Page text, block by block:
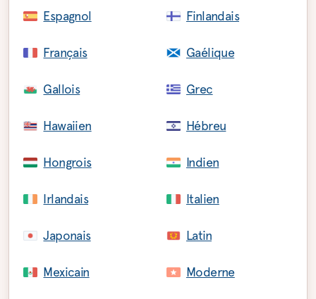
Espagnol Finlandais
Français Gaélique
Gallois Grec
Hawaiien Hébreu
Hongrois Indien
Irlandais Italien
Japonais Latin
Mexicain Moderne